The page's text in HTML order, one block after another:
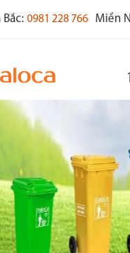
0981 228 766 Miền